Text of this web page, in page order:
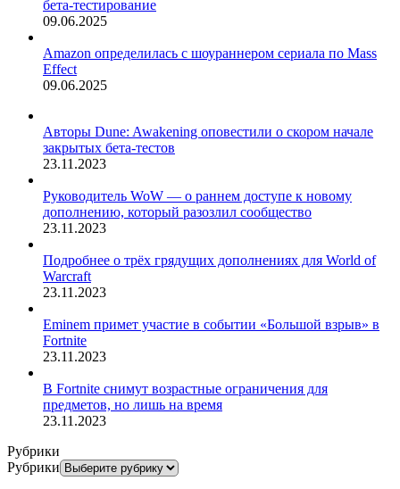
бета-тестирование
09.06.2025
Amazon определилась с шоураннером сериала по Mass
Effect
09.06.2025
Авторы Dune: Awakening оповестили о скором начале
закрытых бета-тестов
23.11.2023
Руководитель WoW — о раннем доступе к новому
дополнению, который разозлил сообщество
23.11.2023
Подробнее о трёх грядущих дополнениях для World of
Warcraft
23.11.2023
Eminem примет участие в событии «Большой взрыв» в
Fortnite
23.11.2023
В Fortnite снимут возрастные ограничения для
предметов, но лишь на время
23.11.2023
Рубрики
Рубрики